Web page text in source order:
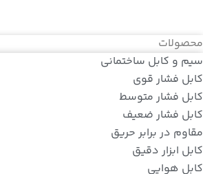
محصولات
سیم و کابل ساختمانی
کابل فشار قوی
کابل فشار متوسط
کابل فشار ضعیف
مقاوم در برابر حریق
کابل ابزار دقیق
کابل هوایی